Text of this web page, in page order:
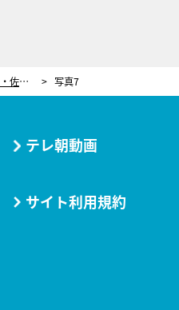
ももクロ・佐々木彩夏「ビール飲みながらロケしたい」グループ平均年齢30.5歳のアイドルはひと味違う!? 写真7
テレ朝動画
サイト利用規約